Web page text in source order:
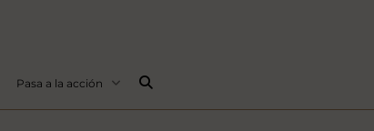
Pasa a la acción Buscar...